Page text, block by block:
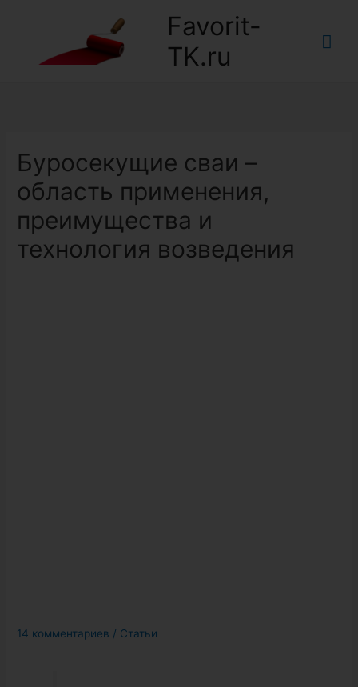
Favorit-
TK.ru
Буросекущие сваи –
область применения,
преимущества и
технология возведения
14 комментариев / Статьи